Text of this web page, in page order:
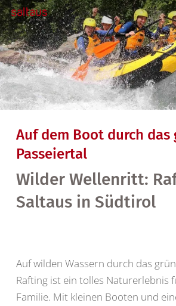
Skip
to
main
content
Auf dem Boot durch das
Passeiertal
Wilder Wellenritt:
Saltaus in Südtirol
Auf wilden Wassern durch das
Rafting ist ein tolles Naturerlebnis
Familie. Mit kleinen Booten und